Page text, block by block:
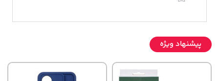
پیشنهاد ویژه